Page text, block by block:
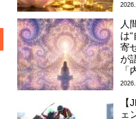
人
は
寄
が
「
ェ